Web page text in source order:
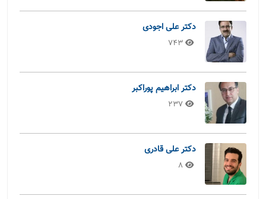
دکتر علی اجودی
743
دکتر ابراهیم پوراکبر
237
دکتر علی قادری
8